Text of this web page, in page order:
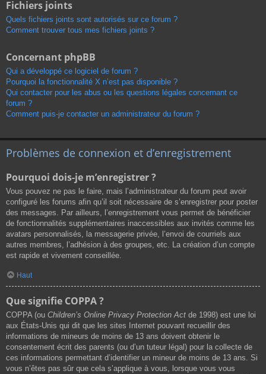
Fichiers joints
Quels fichiers joints sont autorisés sur ce forum ?
Comment trouver tous mes fichiers joints ?
Concernant phpBB
Qui a développé ce logiciel de forum ?
Pourquoi la fonctionnalité X n’est pas disponible ?
Qui contacter pour les abus ou les questions légales concernant ce
forum ?
Comment puis-je contacter un administrateur du forum ?
Problèmes de connexion et d’enregistrement
Pourquoi dois-je m’enregistrer ?
Vous pouvez ne pas le faire, mais l’administrateur du forum peut avoir
configuré les forums afin qu’il soit nécessaire de s’enregistrer pour poster
des messages. Par ailleurs, l’enregistrement vous permet de bénéficier
de fonctionnalités supplémentaires inaccessibles aux invités comme les
avatars personnalisés, la messagerie privée, l’envoi de courriels aux
autres membres, l’adhésion à des groupes, etc. La création d’un compte
est rapide et vivement conseillée.
Haut
Que signifie COPPA ?
COPPA (ou Children’s Online Privacy Protection Act de 1998) est une loi
aux États-Unis qui dit que les sites Internet pouvant recueillir des
informations de mineurs de moins de 13 ans doivent obtenir le
consentement écrit des parents (ou d’un tuteur légal) pour la collecte de
ces informations permettant d’identifier un mineur de moins de 13 ans. Si
vous n’êtes pas sûr que cela s’applique à vous, lorsque vous vous